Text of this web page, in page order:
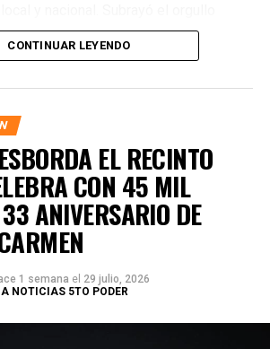
docentes y el propio instituto
demostrado por la XI Generación.
CONTINUAR LEYENDO
EL RECINTO
CON 45 MIL
33 ANIVERSARIO DE
1 semana el 29 julio, 2026
NOTICIAS 5TO PODER